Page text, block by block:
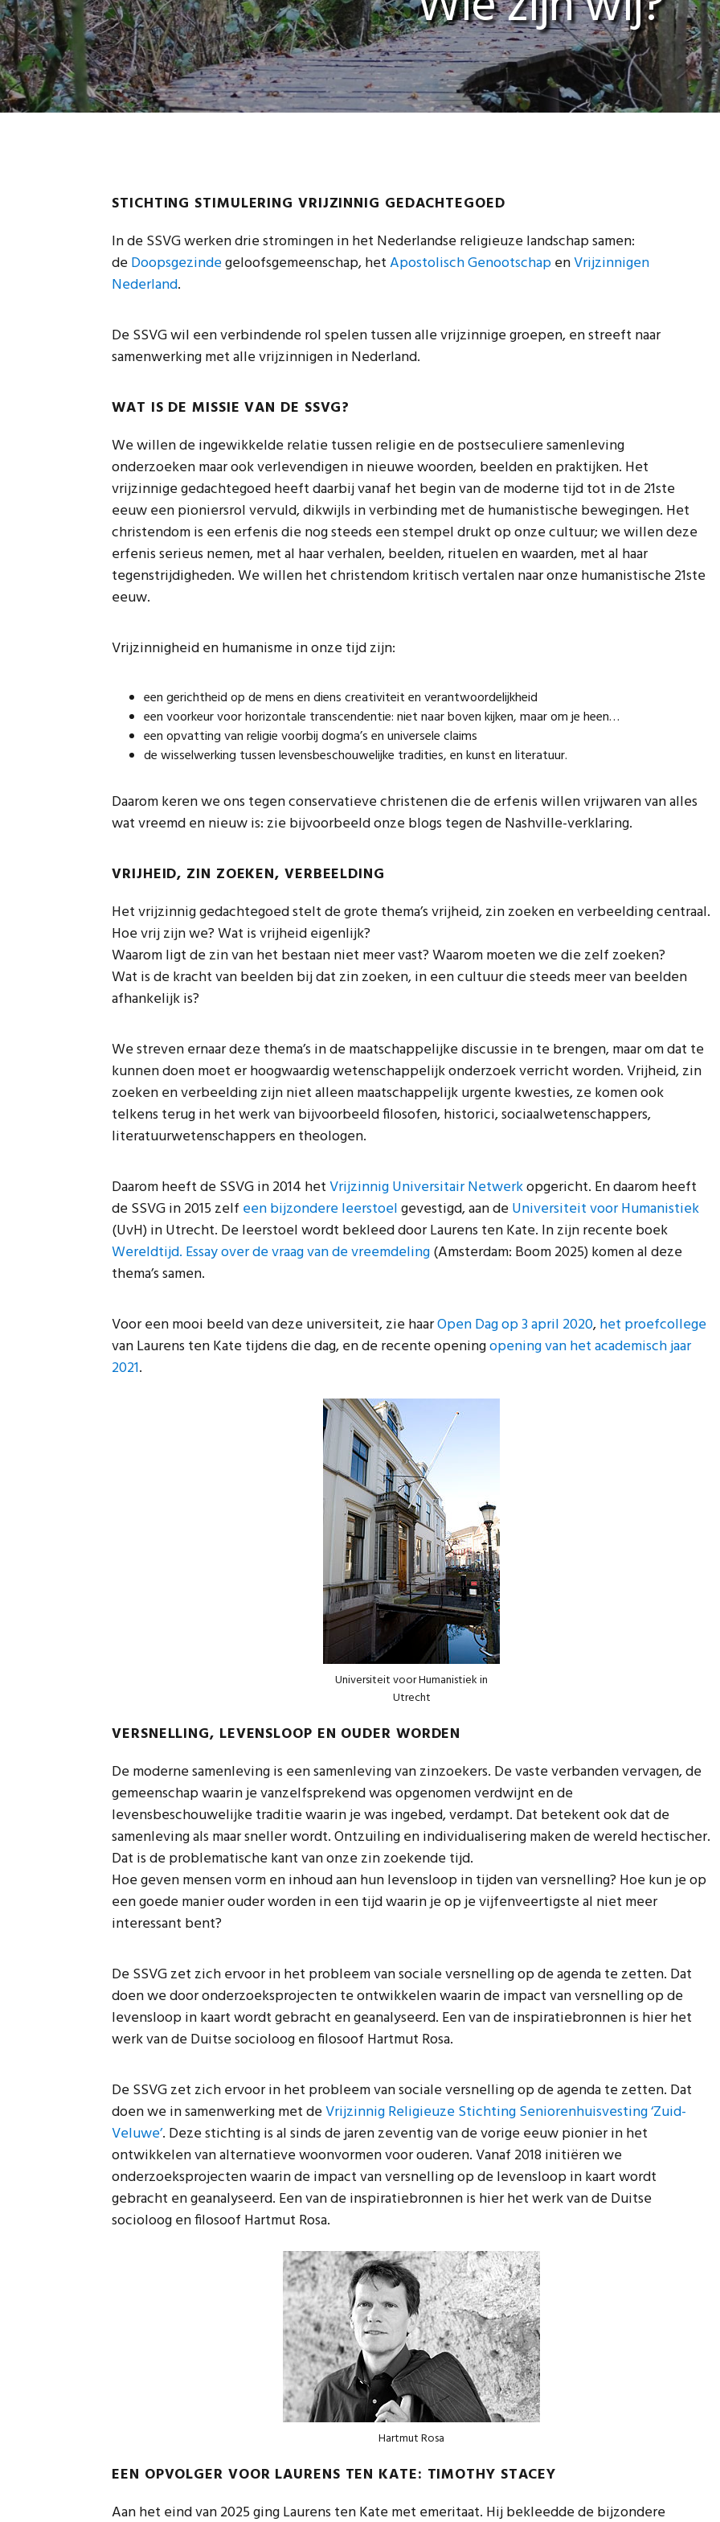
STICHTING STIMULERING VRIJZINNIG GEDACHTEGOED
In de SSVG werken drie stromingen in het Nederlandse religieuze landschap samen:
deDoopsgezindegeloofsgemeenschap, hetApostolisch GenootschapenVrijzinnigen
Nederland.
De SSVG wil een verbindende rol spelen tussen alle vrijzinnige groepen, en streeft naar
samenwerking met alle vrijzinnigen in Nederland.
WAT IS DE MISSIE VAN DE SSVG?
We willen de ingewikkelde relatie tussen religie en de postseculiere samenleving
onderzoeken maar ook verlevendigen in nieuwe woorden, beelden en praktijken. Het
vrijzinnige gedachtegoed heeft daarbij vanaf het begin van de moderne tijd tot in de 21ste
eeuw een pioniersrol vervuld, dikwijls in verbinding met de humanistische bewegingen. Het
christendom is een erfenis die nog steeds een stempel drukt op onze cultuur; we willen deze
erfenis serieus nemen, met al haar verhalen, beelden, rituelen en waarden, met al haar
tegenstrijdigheden. We willen het christendom kritisch vertalen naar onze humanistische 21ste
eeuw.
Vrijzinnigheid en humanisme in onze tijd zijn:
een gerichtheid op de mens en diens creativiteit en verantwoordelijkheid
een voorkeur voor horizontale transcendentie: niet naar boven kijken, maar om je heen…
een opvatting van religie voorbij dogma’s en universele claims
de wisselwerking tussen levensbeschouwelijke tradities, en kunst en literatuur.
Daarom keren we ons tegen conservatieve christenen die de erfenis willen vrijwaren van alles
wat vreemd en nieuw is: zie bijvoorbeeld onze blogs tegen de Nashville-verklaring.
VRIJHEID, ZIN ZOEKEN, VERBEELDING
Het vrijzinnig gedachtegoed stelt de grote thema’s vrijheid, zin zoeken en verbeelding centraal.
Hoe vrij zijn we? Wat is vrijheid eigenlijk?
Waarom ligt de zin van het bestaan niet meer vast? Waarom moeten we die zelf zoeken?
Wat is de kracht van beelden bij dat zin zoeken, in een cultuur die steeds meer van beelden
afhankelijk is?
We streven ernaar deze thema’s in de maatschappelijke discussie in te brengen, maar om dat te
kunnen doen moet er hoogwaardig wetenschappelijk onderzoek verricht worden. Vrijheid, zin
zoeken en verbeelding zijn niet alleen maatschappelijk urgente kwesties, ze komen ook
telkens terug in het werk van bijvoorbeeld filosofen, historici, sociaalwetenschappers,
literatuurwetenschappers en theologen.
Daarom heeft de SSVG in 2014 hetVrijzinnig Universitair Netwerkopgericht. En daarom heeft
de SSVG in 2015 zelf een bijzondere leerstoelgevestigd, aan deUniversiteit voor Humanistiek
(UvH) in Utrecht. De leerstoel wordt bekleed door Laurens ten Kate. In zijn recente boek
Wereldtijd. Essay over de vraag van de vreemdeling(Amsterdam: Boom 2025) komen al deze
thema’s samen.
Voor een mooi beeld van deze universiteit, zie haarOpen Dag op 3 april 2020,het proefcollege
van Laurens ten Kate tijdens die dag, en de recente openingopening van het academisch jaar
2021.
Universiteit voor Humanistiek in
Utrecht
VERSNELLING, LEVENSLOOP EN OUDER WORDEN
De moderne samenleving is een samenleving van zinzoekers. De vaste verbanden vervagen, de
gemeenschap waarin je vanzelfsprekend was opgenomen verdwijnt en de
levensbeschouwelijke traditie waarin je was ingebed, verdampt. Dat betekent ook dat de
samenleving als maar sneller wordt. Ontzuiling en individualisering maken de wereld hectischer.
Dat is de problematische kant van onze zin zoekende tijd.
Hoe geven mensen vorm en inhoud aan hun levensloop in tijden van versnelling? Hoe kun je op
een goede manier ouder worden in een tijd waarin je op je vijfenveertigste al niet meer
interessant bent?
De SSVG zet zich ervoor in het probleem van sociale versnelling op de agenda te zetten. Dat
doen we door onderzoeksprojecten te ontwikkelen waarin de impact van versnelling op de
levensloop in kaart wordt gebracht en geanalyseerd. Een van de inspiratiebronnen is hier het
werk van de Duitse socioloog en filosoof Hartmut Rosa.
De SSVG zet zich ervoor in het probleem van sociale versnelling op de agenda te zetten. Dat
doen we in samenwerking met deVrijzinnig Religieuze Stichting Seniorenhuisvesting ‘Zuid-
Veluwe’. Deze stichting is al sinds de jaren zeventig van de vorige eeuw pionier in het
ontwikkelen van alternatieve woonvormen voor ouderen. Vanaf 2018 initiëren we
onderzoeksprojecten waarin de impact van versnelling op de levensloop in kaart wordt
gebracht en geanalyseerd. Een van de inspiratiebronnen is hier het werk van de Duitse
socioloog en filosoof Hartmut Rosa.
Hartmut Rosa
EEN OPVOLGER VOOR LAURENS TEN KATE: TIMOTHY STACEY
Aan het eind van 2025 ging Laurens ten Kate met emeritaat. Hij bekleedde de bijzondere